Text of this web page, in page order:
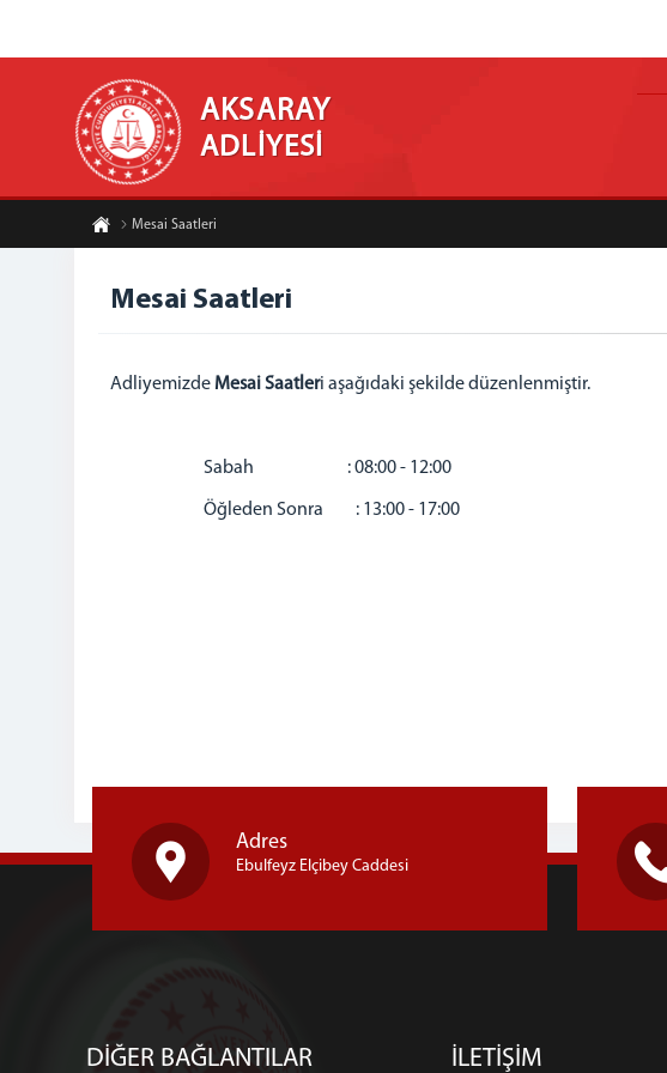
AKSARAY
ADLİYESİ
Mesai Saatleri
Mesai Saatleri
Adliyemizde Mesai Saatleri aşağıdaki şekilde düzenlenmiştir.
Sabah : 08:00 - 12:00
Öğleden Sonra : 13:00 - 17:00
Adres
Ebulfeyz Elçibey Caddesi
DİĞER BAĞLANTILAR İLETİŞİM